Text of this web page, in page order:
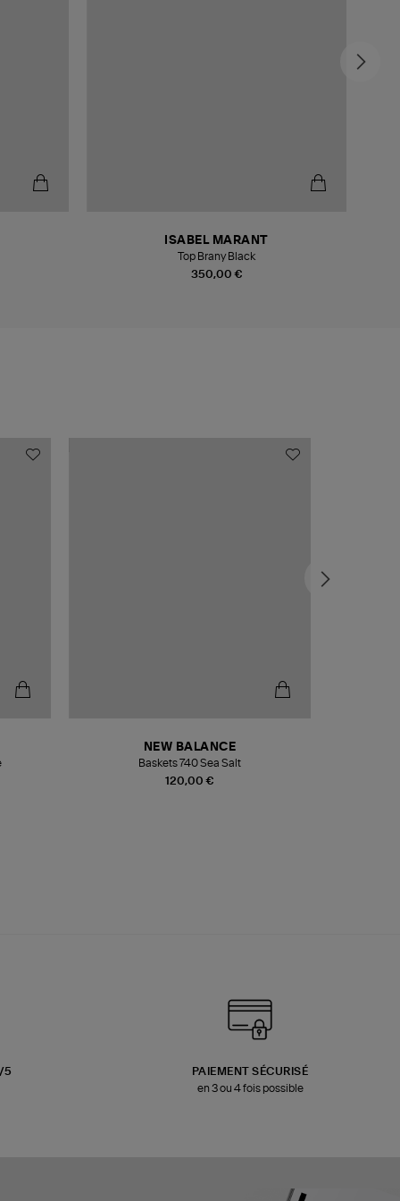
350,00 €
ISABEL MARANT
Top Brany Black
120,00 €
NEW BALANCE
Baskets 740 Sea Salt
5
PAIEMENT SÉCURISÉ
en 3 ou 4 fois possible